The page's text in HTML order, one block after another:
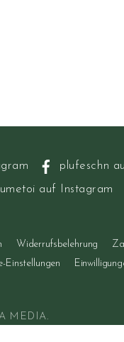
plufeschn
auf Instagram
Widerrufsbelehrung
Einstellungen
MEDIA.